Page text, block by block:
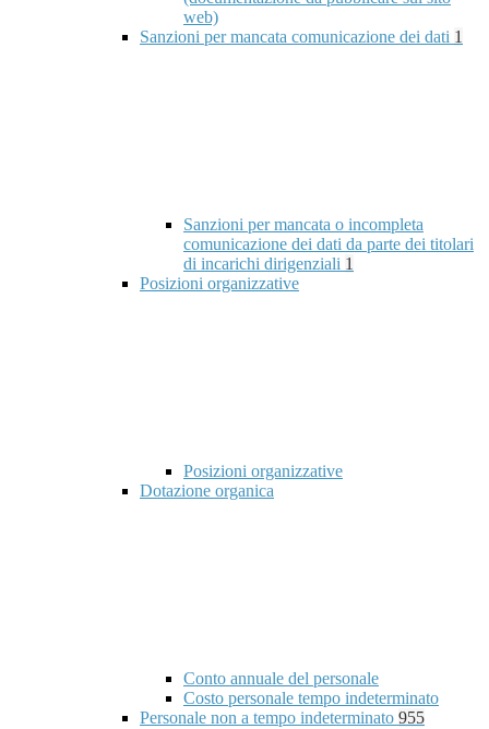
web)
Sanzioni per mancata comunicazione dei dati 1
Sanzioni per mancata o incompleta
comunicazione dei dati da parte dei titolari
di incarichi dirigenziali 1
Posizioni organizzative
Posizioni organizzative
Dotazione organica
Conto annuale del personale
Costo personale tempo indeterminato
Personale non a tempo indeterminato 955